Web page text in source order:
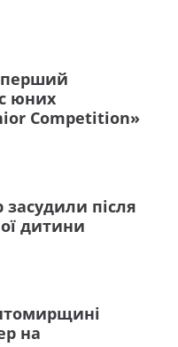
перший
юних
Competition»
після
дитини
на